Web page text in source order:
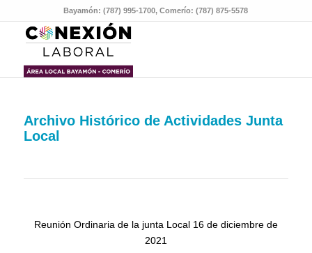
Bayamón: (787) 995-1700, Comerío: (787) 875-5578
Archivo Histórico de Actividades Junta
Local
Reunión Ordinaria de la junta Local 16 de diciembre de
2021